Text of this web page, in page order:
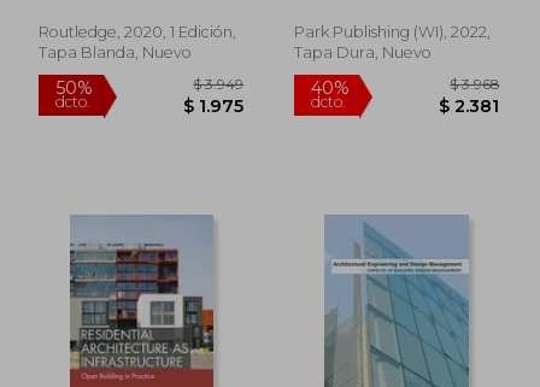
40%
dcto.
40%
dcto.
Routledge, 2020, 1 Edición,
Tapa Blanda, Nuevo
Park Publishing (WI), 2022,
Tapa Dura, Nuevo